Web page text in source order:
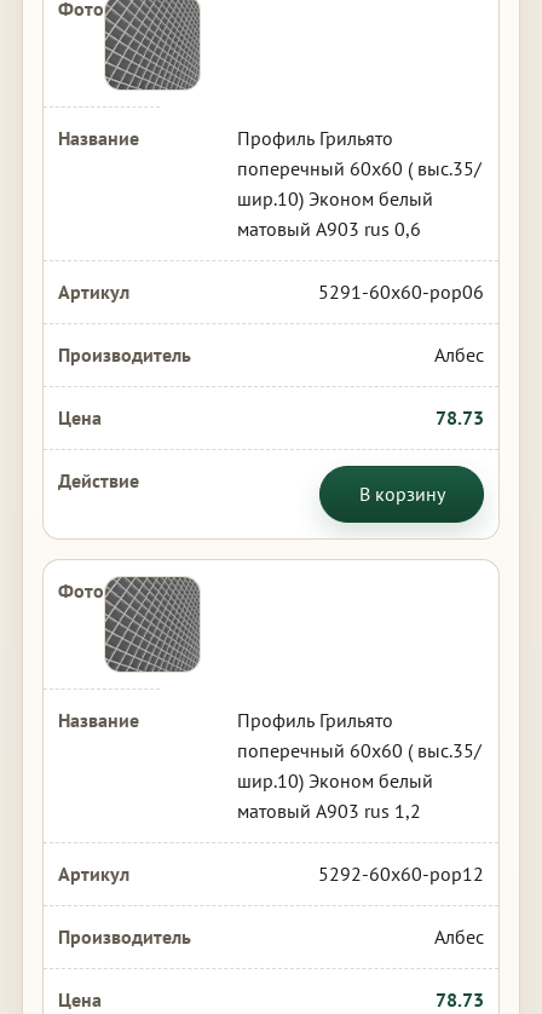
Профиль Грильято
поперечный 60х60 ( выс.35/
шир.10) Эконом белый
матовый А903 rus 0,6
5291-60x60-pop06
Албес
78.73
В корзину
Профиль Грильято
поперечный 60х60 ( выс.35/
шир.10) Эконом белый
матовый А903 rus 1,2
5292-60x60-pop12
Албес
78.73